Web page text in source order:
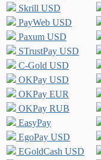
Skrill USD
PayWeb USD
Paxum USD
STrustPay USD
C-Gold USD
OKPay USD
OKPay EUR
OKPay RUB
EasyPay
EgoPay USD
EGoldCash USD